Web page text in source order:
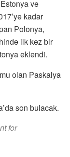
ve
kadar
Polonya,
ilk kez bir
eklendi.
olan Paskalya
son bulacak.
for